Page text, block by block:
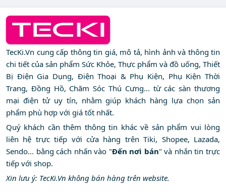
TecKi.Vn cung cấp thông tin giá, mô tả, hình ảnh và thông tin
chi tiết của sản phẩm Sức Khỏe, Thực phẩm và đồ uống, Thiết
Bị Điện Gia Dụng, Điện Thoại & Phụ Kiện, Phụ Kiện Thời
Trang, Đồng Hồ, Chăm Sóc Thú Cưng... từ các sàn thương
mại điện tử uy tín, nhằm giúp khách hàng lựa chọn sản
phẩm phù hợp với giá tốt nhất.
Quý khách cần thêm thông tin khác về sản phẩm vui lòng
liên hệ trực tiếp với cửa hàng trên Tiki, Shopee, Lazada,
Sendo... bằng cách nhấn vào "Đến nơi bán" và nhắn tin trực
tiếp với shop.
Xin lưu ý: TecKi.Vn không bán hàng trên website.